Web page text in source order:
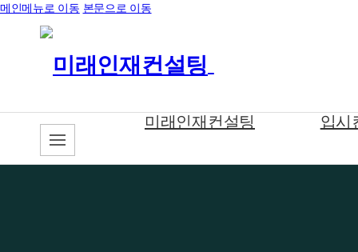
메인메뉴로 이동 본문으로 이동
미래인재컨설팅 입시